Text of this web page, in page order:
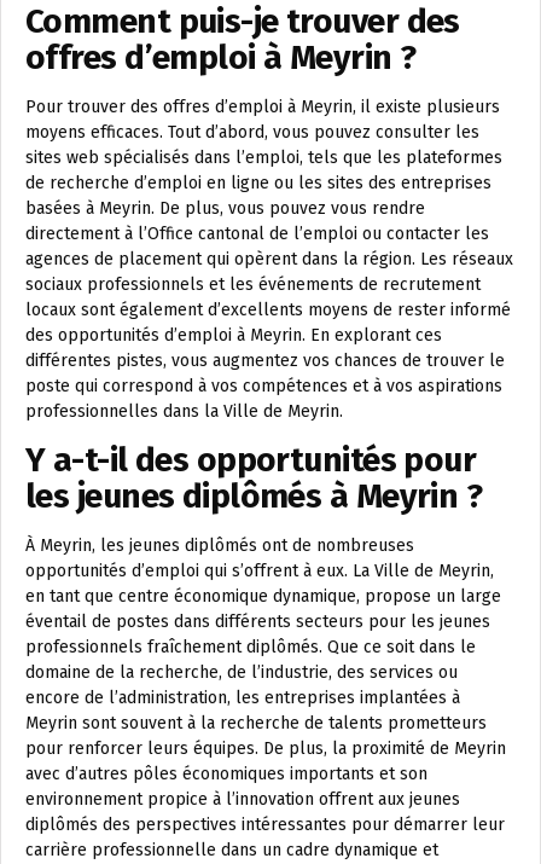
Comment puis-je trouver des
offres d’emploi à Meyrin ?
Pour trouver des offres d’emploi à Meyrin, il existe plusieurs
moyens efficaces. Tout d’abord, vous pouvez consulter les
sites web spécialisés dans l’emploi, tels que les plateformes
de recherche d’emploi en ligne ou les sites des entreprises
basées à Meyrin. De plus, vous pouvez vous rendre
directement à l’Office cantonal de l’emploi ou contacter les
agences de placement qui opèrent dans la région. Les réseaux
sociaux professionnels et les événements de recrutement
locaux sont également d’excellents moyens de rester informé
des opportunités d’emploi à Meyrin. En explorant ces
différentes pistes, vous augmentez vos chances de trouver le
poste qui correspond à vos compétences et à vos aspirations
professionnelles dans la Ville de Meyrin.
Y a-t-il des opportunités pour
les jeunes diplômés à Meyrin ?
À Meyrin, les jeunes diplômés ont de nombreuses
opportunités d’emploi qui s’offrent à eux. La Ville de Meyrin,
en tant que centre économique dynamique, propose un large
éventail de postes dans différents secteurs pour les jeunes
professionnels fraîchement diplômés. Que ce soit dans le
domaine de la recherche, de l’industrie, des services ou
encore de l’administration, les entreprises implantées à
Meyrin sont souvent à la recherche de talents prometteurs
pour renforcer leurs équipes. De plus, la proximité de Meyrin
avec d’autres pôles économiques importants et son
environnement propice à l’innovation offrent aux jeunes
diplômés des perspectives intéressantes pour démarrer leur
carrière professionnelle dans un cadre dynamique et